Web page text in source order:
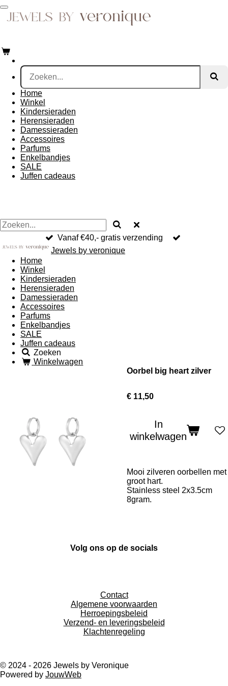
Ga
direct
Home
Winkel
Kindersieraden
Herensieraden
Damessieraden
Accessoires
Parfums
Enkelbandjes
SALE
Juffen cadeaus
Vanaf €40,- gratis verzending
Jewels by veronique
Home
Winkel
Kindersieraden
Herensieraden
Damessieraden
Accessoires
Parfums
Enkelbandjes
SALE
Juffen cadeaus
Zoeken
Winkelwagen
Oorbel big heart zilver
€ 11,50
In
winkelwagen
Mooi zilveren oorbellen met
groot hart.
Stainless steel 2x3.5cm
8gram.
Volg ons op de socials
s
t
a
g
r
Contact
Algemene voorwaarden
Herroepingsbeleid
Verzend- en leveringsbeleid
Klachtenregeling
© 2024 - 2026 Jewels by Veronique
Powered by JouwWeb